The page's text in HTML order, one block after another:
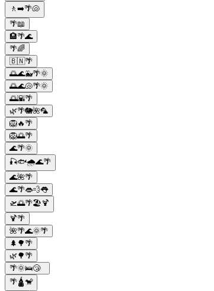
🚶➡️🌴🐚
🌴📖
🏨🌴🌊
🌴🌈
🇧🇳🌴
🌅🌊🐳🌴🌞
🌅🌊🐚🌴🌞
🌅🌇🌴
🌿🌴🐘🌺🦜
🦁🔥🌴
🦁🌅🌴
🌊🌴🌞
🎣🐟🌧️🌊🌴
🌊🌺🌴
🌊🌴👄💨👅
🛫🌅🌴🏖️🍹
🍹🌴
🌺🌴🌊🌞🌴
🌲🌳🌴
🌿🌳🌴
🌴🌞🛌😴
🌴🛕🐒